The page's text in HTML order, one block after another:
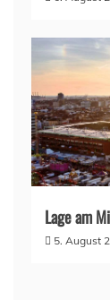
Lage am
5. August